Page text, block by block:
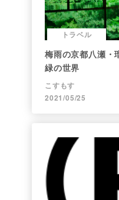
トラベル
梅雨の京都八瀬・
緑の世界
こすもす
2021/05/25